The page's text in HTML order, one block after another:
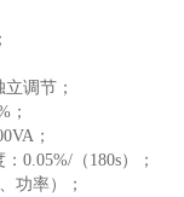
调节；
；
；
0.05%/（180s）；
功率）；